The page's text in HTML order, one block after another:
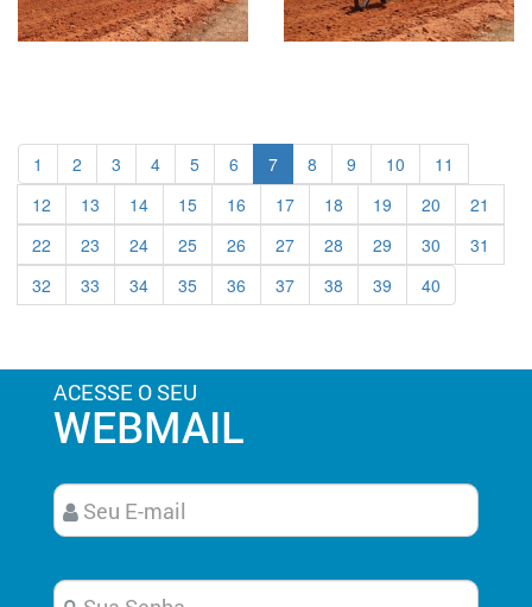
1 2 3 4 5 6 7 8 9 10
11
12
13 14 15 16 17 18 19 20
21
22
23 24 25 26 27 28 29 30
31
32
33 34 35 36 37 38 39 40
ACESSE O SEU
WEBMAIL